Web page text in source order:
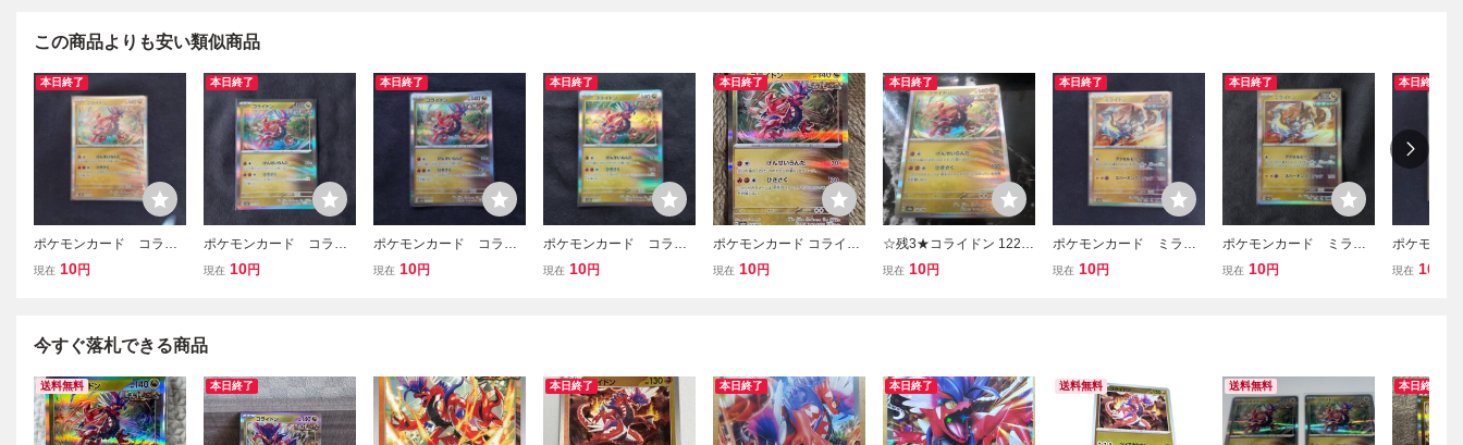
この商品よりも安い類似商品
本日終了
ポケモンカード コライ
ドン ポケカ 02
現在 10円
本日終了
ポケモンカード コライ
ドン ポケカ 04
現在 10円
本日終了
ポケモンカード コライ
ドン ポケカ 01
現在 10円
本日終了
ポケモンカード コライ
ドン ポケカ 03
現在 10円
本日終了
ポケモンカード コライド
ン R（sv8a 122/187）た
現在 10円
本日終了
☆残3★コライドン 122/1
87 ポケカ ポケモンカード
現在 10円
本日終了
ポケモンカード ミライ
ドン ポケカ 03
現在 10円
本日終了
ポケモンカード ミライ
ドン ポケカ 04
現在 10円
本日終了
ポケモン
ドン ポ
現在 10
今すぐ落札できる商品
送料無料 本日終了 本日終了 本日終了 本日終了 送料無料 送料無料 本日終了